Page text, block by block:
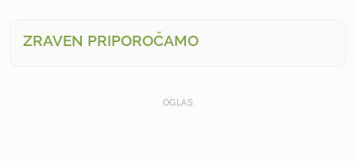
ZRAVEN PRIPOROČAMO
OGLAS